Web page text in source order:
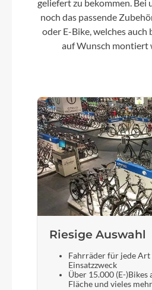
Griffe
BULLS
STYX 42/34/
SHIMANO CS-
geliefert zu bekommen. Bei
noch das passende
oder E-Bike, welches auch
auf Wunsch montiert
Riesige Auswahl
Fahrräder für jede Art
Einsatzzweck
Über 15.000 (E-)Bikes
Fläche und vieles